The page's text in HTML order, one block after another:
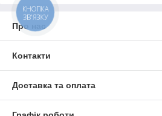
Про нас
Контакти
Доставка та оплата
КНОПКА
ЗВ'ЯЗКУ